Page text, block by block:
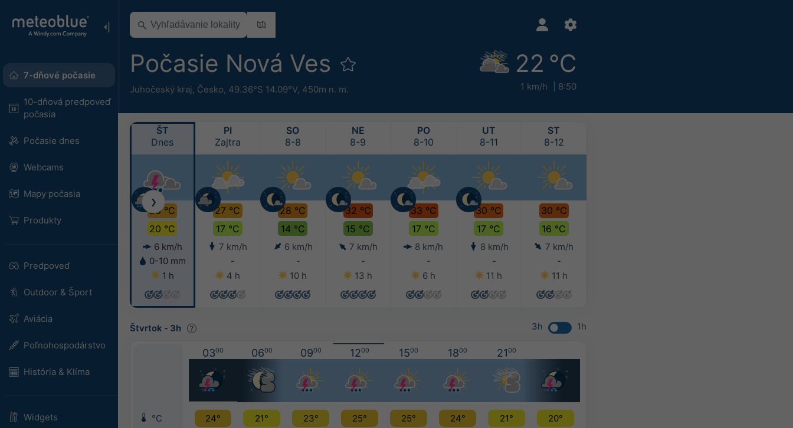
7-dňové počasie
10-dňová predpoveď
počasia
Počasie dnes
Webcams
Mapy počasia
Produkty
Predpoveď
Outdoor & Šport
Aviácia
Poľnohospodárstvo
História & Klíma
Widgets
Počasie Nová Ves
Juhočeský kraj, Česko, 49.36°S 14.09°V, 450m n. m.
22 °C
1 km/h 8:50
ŠT
Dnes
26 °C
20 °C
6 km/h
0-10 mm
1 h
PI
Zajtra
27 °C
17 °C
7 km/h
-
4 h
SO
8-8
28 °C
14 °C
6 km/h
-
10 h
NE
8-9
32 °C
15 °C
7 km/h
-
13 h
PO
8-10
33 °C
17 °C
8 km/h
-
6 h
UT
8-11
30 °C
17 °C
8 km/h
-
11 h
ST
8-12
30 °C
16 °C
7 km/h
-
11 h
❯
Štvrtok - 3h 3h 1h
0300 0600 0900 1200 1500 1800 2100
°C 24° 21° 23° 25° 25° 24° 21°
20°